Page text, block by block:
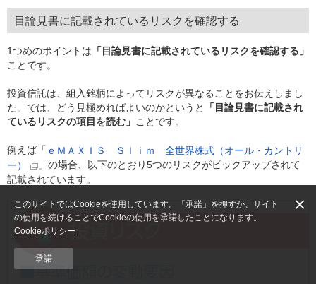
目論見書に記載されているリスクを確認する
1つめのポイントは 「目論見書に記載されているリスクを確認する」
ことです。
投資信託は、組入銘柄によってリスクが異なることをお伝えしまし
た。では、どう見極めればよいのかというと
「目論見書に記載され
ているリスクの項目を読む」 ことです。
例えば「 ｅＭＡＸＩＳ Ｓｌｉｍ 全世界株式（オール・カントリ
ー）
」の場合、以下のとおり5つのリスクがピックアップされて
記載されています。
このサイトではCookieを使用しています。「承諾」を押すか、サイト
の使用を続けることでCookieの使用を承諾したことになります。
Cookieポリシー
承諾
×